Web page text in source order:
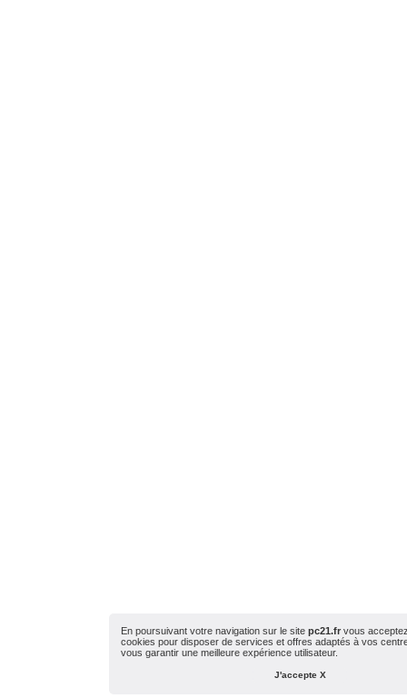
En poursuivant votre navigation sur le sitepc21.fr vous
cookies pour disposer de services et offres adaptés à vos
vous garantir une meilleure expérience utilisateur.
J'accepte X